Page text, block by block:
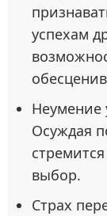
успехам
Неумение
Осуждая
выбор.
Страх